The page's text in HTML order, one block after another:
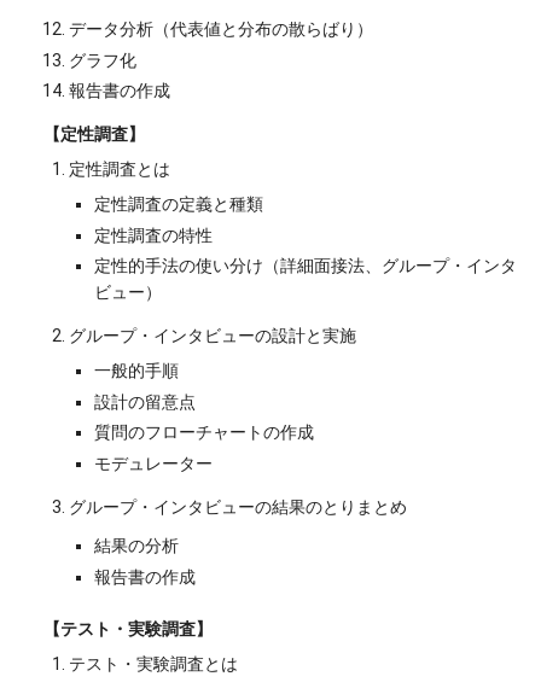
データ分析（代表値と分布の散らばり）
グラフ化
報告書の作成
【定性調査】
定性調査とは
定性調査の定義と種類
定性調査の特性
定性的手法の使い分け（詳細面接法、グループ・インタ
ビュー）
グループ・インタビューの設計と実施
一般的手順
設計の留意点
質問のフローチャートの作成
モデュレーター
グループ・インタビューの結果のとりまとめ
結果の分析
報告書の作成
【テスト・実験調査】
テスト・実験調査とは